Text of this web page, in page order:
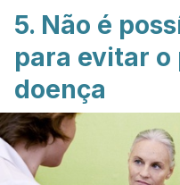
5. Não é
para evitar o
doença